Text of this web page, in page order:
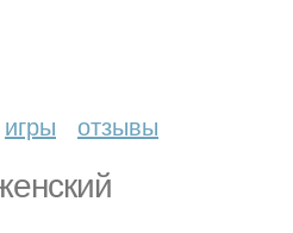
игры отзывы